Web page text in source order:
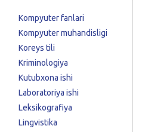
Kompyuter fanlari
Kompyuter muhandisligi
Koreys tili
Kriminologiya
Kutubxona ishi
Laboratoriya ishi
Leksikografiya
Lingvistika